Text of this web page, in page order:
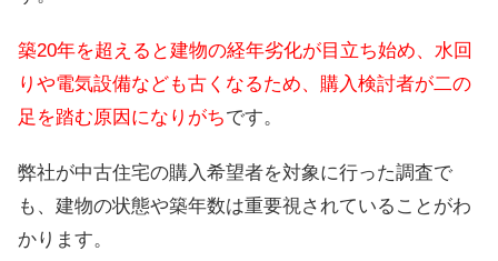
築20年を超えると建物の経年劣化が目立ち始め、水回
りや電気設備なども古くなるため、購入検討者が二の
足を踏む原因になりがちです。
弊社が中古住宅の購入希望者を対象に行った調査で
も、建物の状態や築年数は重要視されていることがわ
かります。